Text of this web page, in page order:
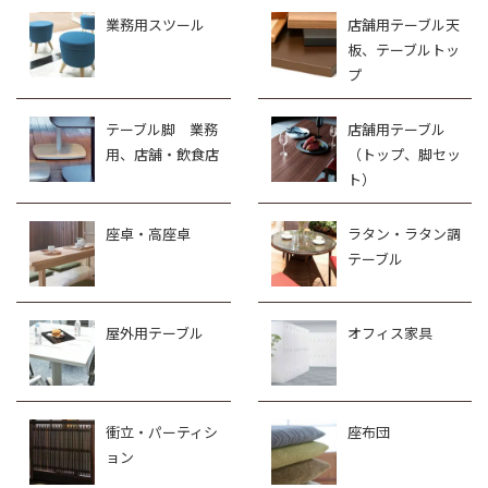
業務用スツール
店舗用テーブル天
板、テーブルトッ
プ
テーブル脚 業務
用、店舗・飲食店
店舗用テーブル
（トップ、脚セッ
ト）
座卓・高座卓
ラタン・ラタン調
テーブル
屋外用テーブル オフィス家具
衝立・パーティシ
ョン
座布団